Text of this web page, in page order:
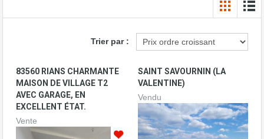
Trier par :
83560 RIANS CHARMANTE
MAISON DE VILLAGE T2
AVEC GARAGE, EN
EXCELLENT ÉTAT.
Vente
SAINT SAVOURNIN (LA
VALENTINE)
Vendu